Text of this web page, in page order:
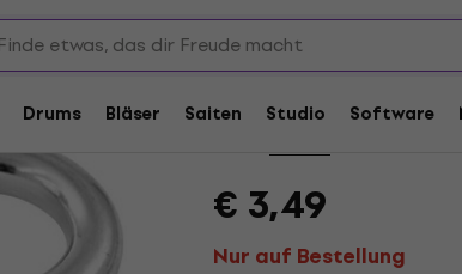
Drums Bläser Saiten Studio Software
Mengenrabatt
Eurolite Quick Link
€ 3,49
Nur auf Bestellung